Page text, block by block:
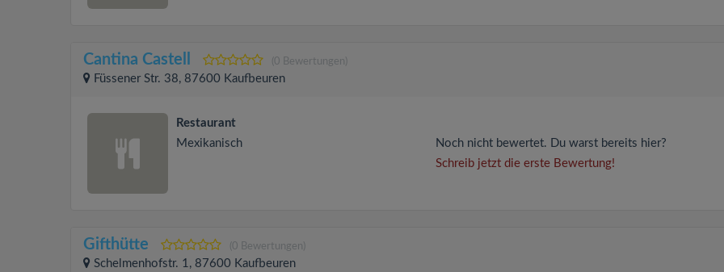
Cantina Castell (0 Bewertungen)
Füssener Str. 38, 87600 Kaufbeuren
Restaurant
Mexikanisch
Noch nicht bewertet. Du warst bereits hier?
Schreib jetzt die erste Bewertung!
Gifthütte (0 Bewertungen)
Schelmenhofstr. 1, 87600 Kaufbeuren